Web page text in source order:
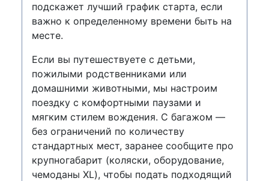
подскажет лучший график старта, если
важно к определенному времени быть на
месте.
Если вы путешествуете с детьми,
пожилыми родственниками или
домашними животными, мы настроим
поездку с комфортными паузами и
мягким стилем вождения. С багажом —
без ограничений по количеству
стандартных мест, заранее сообщите про
крупногабарит (коляски, оборудование,
чемоданы XL), чтобы подать подходящий